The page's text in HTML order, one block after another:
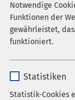
Notwendige
Funktionen der
gewährleistet,
funktioniert.
Anbieter
Statistiken
Statistik-Cookies